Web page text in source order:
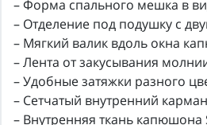
– Форма спального мешка в
– Отделение под подушку с
– Мягкий валик вдоль окна
– Лента от закусывания
– Удобные затяжки разного
– Сетчатый внутренний
– Внутренняя ткань